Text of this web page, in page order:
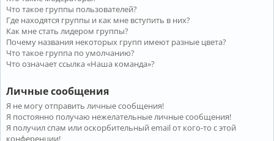
Что такое группы пользователей?
Где находятся группы и как мне вступить в них?
Как мне стать лидером группы?
Почему названия некоторых групп имеют разные цвета?
Что такое группа по умолчанию?
Что означает ссылка «Наша команда»?
Личные сообщения
Я не могу отправить личные сообщения!
Я постоянно получаю нежелательные личные сообщения!
Я получил спам или оскорбительный email от кого-то с этой
конференции!